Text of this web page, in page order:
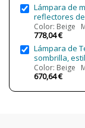
Uso
Fabricado en
Tipo de Lámpara
Etiqueta Energética
Lámpara de
reflectores
Color: Beige
778,04 €
Lámpara de
sombrilla,
Color: Beige
670,64 €